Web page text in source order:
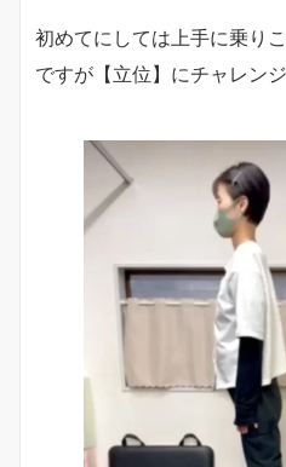
初めてにしては上手に乗り
ですが【立位】にチャレンジ